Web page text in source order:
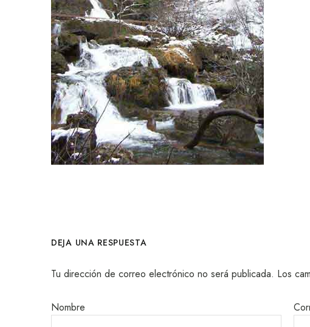
DEJA UNA RESPUESTA
Tu dirección de correo electrónico no será publicada. Los
Nombre